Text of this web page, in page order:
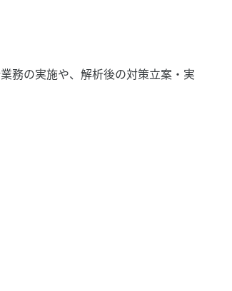
務の実施や、解析後の対策立案・実